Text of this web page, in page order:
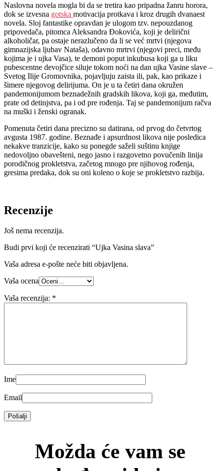
Naslovna novela mogla bi da se tretira kao pripadna žanru horora,
dok se izvesna gotska motivacija protkava i kroz drugih dvanaest
novela. Sloj fantastike opravdan je ulogom tzv. nepouzdanog
pripovedača, pitomca Aleksandra Đokovića, koji je delirični
alkoholičar, pa ostaje nerazlučeno da li se već mrtvi (njegova
gimnazijska ljubav Nataša), odavno mrtrvi (njegovi preci, među
kojima je i ujka Vasa), te demoni poput inkubusa koji ga u liku
pubescentne devojčice siluje tokom noći na dan ujka Vasine slave –
Svetog Ilije Gromovnika, pojavljuju zaista ili, pak, kao prikaze i
šimere njegovog delirijuma. On je u ta četiri dana okružen
pandemonijumom beznadežnih gradskih likova, koji ga, međutim,
prate od detinjstva, pa i od pre rođenja. Taj se pandemonijum račva
na muški i ženski ogranak.
Pomenuta četiri dana precizno su datirana, od prvog do četvrtog
avgusta 1987. godine. Beznađe i apsurdnost likova nije posledica
nekakve tranzicije, kako su ponegde saželi suštinu knjige
nedovoljno obavešteni, nego jasno i razgovetno povučenih linija
porodičnog prokletstva, začetog mnogo pre njihovog rođenja,
gresima predaka, dok su oni koleno o koje se prokletstvo razbija.
Recenzije
Još nema recenzija.
Budi prvi koji će recenzirati “Ujka Vasina slava”
Vaša adresa e-pošte neće biti objavljena.
Vaša ocena
Vaša recenzija: *
Ime
Email
Možda će vam se